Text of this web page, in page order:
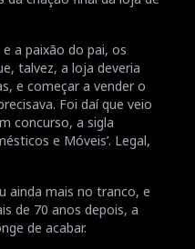
a paixão do pai, os
talvez, a loja deveria
e começar a vender o
Foi daí que veio
concurso, a sigla
e Móveis’. Legal,
ainda mais no tranco, e
de 70 anos depois, a
de acabar.